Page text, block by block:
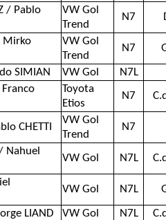
/ Pablo
VW Gol
Trend
N7
Mirko
VW Gol
Trend
N7
SIMIAN VW Gol
N7L
Toyota
Etios
N7
CHETTI
VW Gol
Trend
N7
Nahuel
VW Gol N7L
VW Gol N7L
LIAND VW Gol N7L